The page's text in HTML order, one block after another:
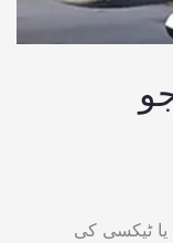
ٹیکسی کی